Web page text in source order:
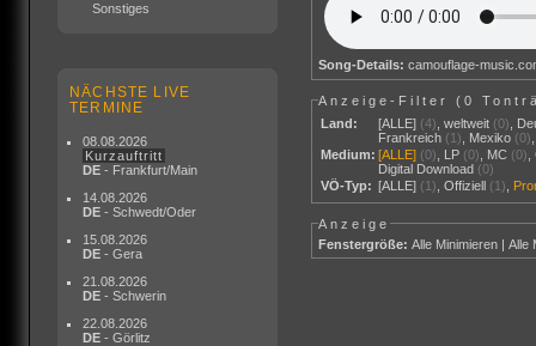
Sonstiges
NÄCHSTE LIVE
TERMINE
08.08.2026
Kurzauftritt
DE - Frankfurt/Main
14.08.2026
DE - Schwedt/Oder
15.08.2026
DE - Gera
21.08.2026
DE - Schwerin
22.08.2026
DE - Görlitz
Song-Details: camouflage-
Anzeige-Filter (0
Land:
[ALLE] (4) ,weltweit (0)
Frankreich (1) Mexiko (0)
Medium: [ALLE] (0) LP (0) MC (0) ,
Digital Download (0)
VÖ-Typ: [ALLE] (1) ,Offiziell (1)
Anzeige
Fenstergröße: Alle Minimieren |Alle